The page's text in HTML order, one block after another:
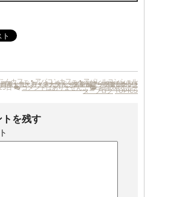
んカフェ •アパコンカフェ•アパレルコンシェル
職•コーディネーター•スキルアップセミナー•
バイヤー•パタンナー•ラグジュアリーブランド•
系•恵比寿•求人情報•生産管理•相談したい•
転職活動•転職活動応援
日 コメントはありません。 apaconサポー
ターブログ TOPICS
トを残す